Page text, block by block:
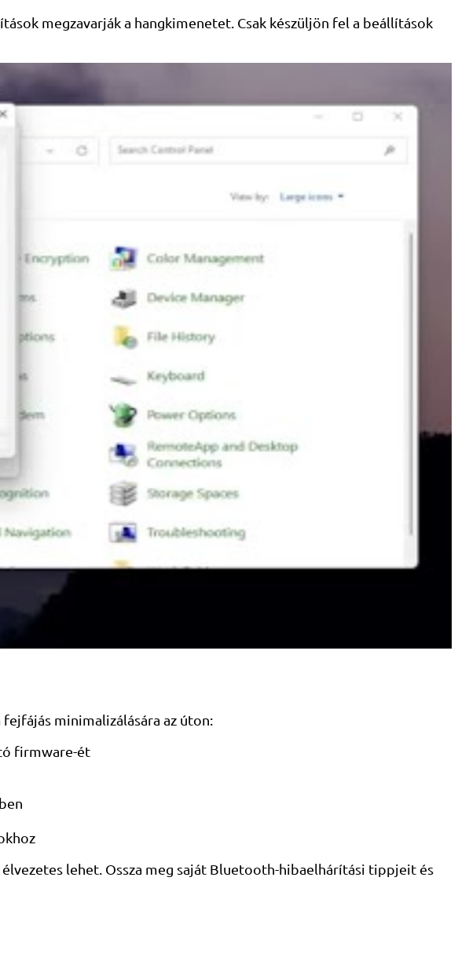
megzavarják a hangkimenetet. Csak készüljön fel a beállítások
minimalizálására az úton:
firmware-ét
lehet. Ossza meg saját Bluetooth-hibaelhárítási tippjeit és